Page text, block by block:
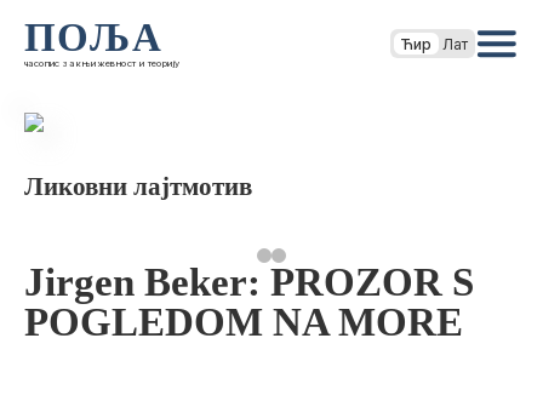
ПОЉА
часопис за књижевност и теорију
Ћир Лат
Ликовни лајтмотив
Jirgen Beker: PROZOR S
POGLEDOM NA MORE